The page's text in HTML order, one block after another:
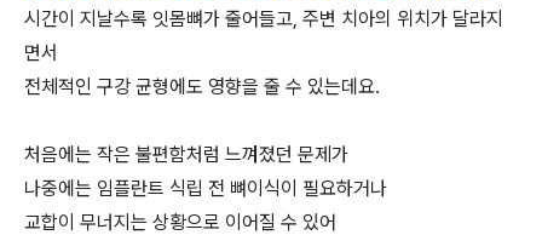
시간이 지날수록 잇몸뼈가 줄어들고, 주변 치아의 위치가 달라지
면서
전체적인 구강 균형에도 영향을 줄 수 있는데요.
처음에는 작은 불편함처럼 느껴졌던 문제가
나중에는 임플란트 식립 전 뼈이식이 필요하거나
교합이 무너지는 상황으로 이어질 수 있어